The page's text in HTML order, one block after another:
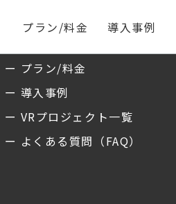
プラン/料金 導入事例
サービス
ー プラン/料金
ー 導入事例
ー VRプロジェクト一覧
ー よくある質問（FAQ）